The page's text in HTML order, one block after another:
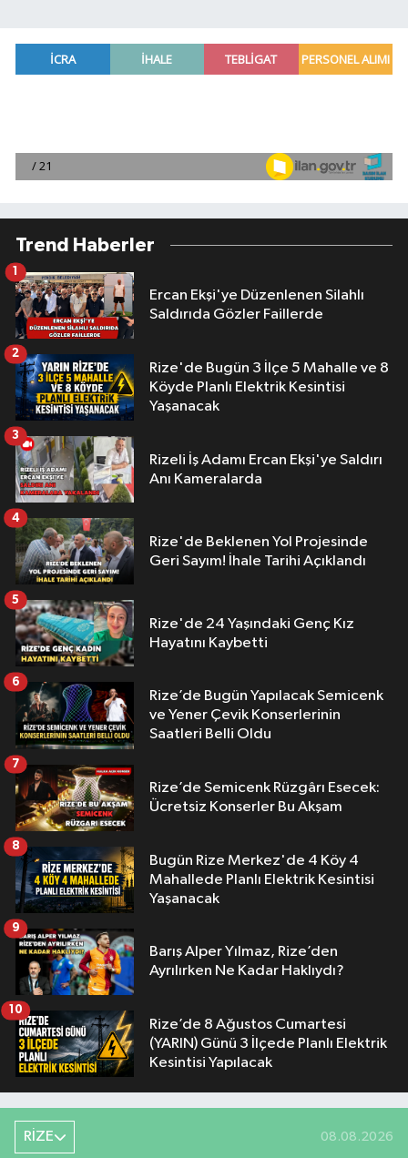
Trend Haberler
Ercan Ekşi'ye Düzenlenen Silahlı
Saldırıda Gözler Faillerde
1
Rize'de Bugün 3 İlçe 5 Mahalle ve 8
Köyde Planlı Elektrik Kesintisi
Yaşanacak
2
Rizeli İş Adamı Ercan Ekşi'ye Saldırı
Anı Kameralarda
3
Rize'de Beklenen Yol Projesinde
Geri Sayım! İhale Tarihi Açıklandı
4
Rize'de 24 Yaşındaki Genç Kız
Hayatını Kaybetti
5
Rize’de Bugün Yapılacak Semicenk
ve Yener Çevik Konserlerinin
Saatleri Belli Oldu
6
Rize’de Semicenk Rüzgârı Esecek:
Ücretsiz Konserler Bu Akşam
7
Bugün Rize Merkez'de 4 Köy 4
Mahallede Planlı Elektrik Kesintisi
Yaşanacak
8
Barış Alper Yılmaz, Rize’den
Ayrılırken Ne Kadar Haklıydı?
9
Rize’de 8 Ağustos Cumartesi
(YARIN) Günü 3 İlçede Planlı Elektrik
Kesintisi Yapılacak
10
RİZE 08.08.2026